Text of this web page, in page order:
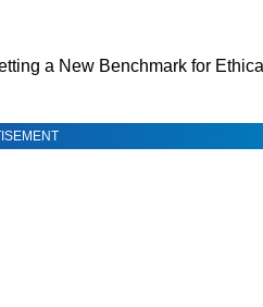
a New Benchmark for Ethical